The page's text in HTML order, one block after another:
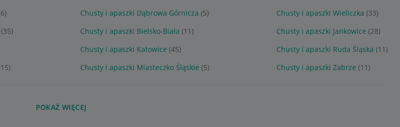
Chusty i apaszki Dąbrowa Górnicza (5) Chusty i apaszki Wieliczka (33)
(35) Chusty i apaszki Bielsko-Biała (11) Chusty i apaszki Jankowice (28)
Chusty i apaszki Katowice (45) Chusty i apaszki Ruda Śląska (11)
Chusty i apaszki Miasteczko Śląskie (5) Chusty i apaszki Zabrze (11)
POKAŻ WIĘCEJ